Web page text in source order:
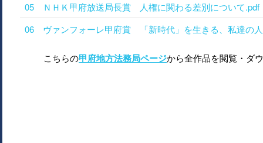
05 ＮＨＫ甲府放送局長賞 人権に関わる差別について.pdf
06 ヴァンフォーレ甲府賞 「新時代」を生きる、私達の
こちらの甲府地方法務局ページから全作品を閲覧・ダ